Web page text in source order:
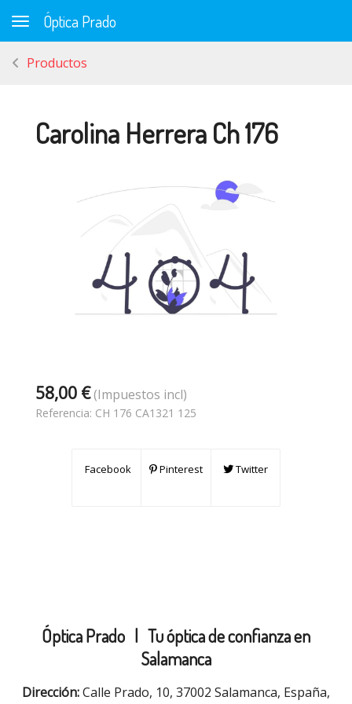
Toggle navigation
Óptica Prado
Productos
Carolina Herrera Ch 176
58,00 €(Impuestos incl)
Referencia: CH 176 CA1321 125
Facebook Pinterest Twitter
Óptica Prado | Tu óptica de confianza en
Salamanca
Dirección:Calle Prado, 10, 37002 Salamanca, España,